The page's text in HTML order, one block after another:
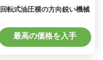
回転式油圧横の方向鋭い機械
最高の価格を入手